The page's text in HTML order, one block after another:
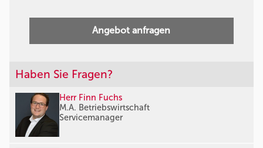
Angebot anfragen
Haben Sie Fragen?
Herr Finn Fuchs
M.A. Betriebswirtschaft
Servicemanager